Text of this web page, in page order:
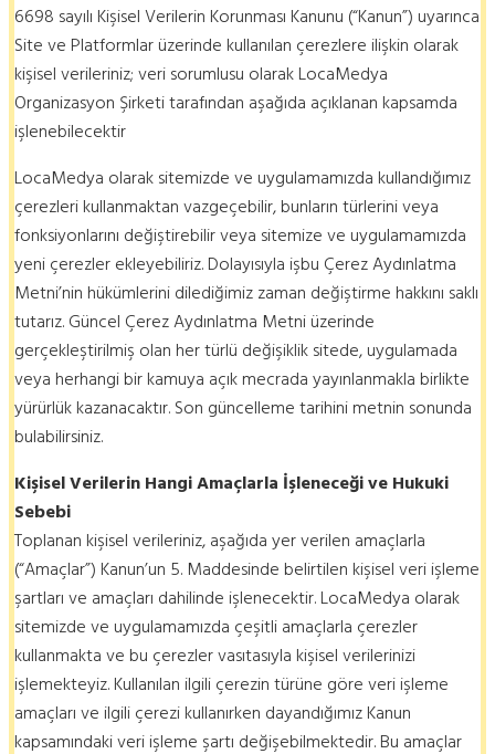
6698 sayılı Kişisel Verilerin Korunması Kanunu (“Kanun”) uyarınca
Site ve Platformlar üzerinde kullanılan çerezlere ilişkin olarak
kişisel verileriniz; veri sorumlusu olarak LocaMedya
Organizasyon Şirketi tarafından aşağıda açıklanan kapsamda
işlenebilecektir
LocaMedya olarak sitemizde ve uygulamamızda kullandığımız
çerezleri kullanmaktan vazgeçebilir, bunların türlerini veya
fonksiyonlarını değiştirebilir veya sitemize ve uygulamamızda
yeni çerezler ekleyebiliriz. Dolayısıyla işbu Çerez Aydınlatma
Metni’nin hükümlerini dilediğimiz zaman değiştirme hakkını saklı
tutarız. Güncel Çerez Aydınlatma Metni üzerinde
gerçekleştirilmiş olan her türlü değişiklik sitede, uygulamada
veya herhangi bir kamuya açık mecrada yayınlanmakla birlikte
yürürlük kazanacaktır. Son güncelleme tarihini metnin sonunda
bulabilirsiniz.
Kişisel Verilerin Hangi Amaçlarla İşleneceği ve Hukuki
Sebebi
Toplanan kişisel verileriniz, aşağıda yer verilen amaçlarla
(“Amaçlar”) Kanun’un 5. Maddesinde belirtilen kişisel veri işleme
şartları ve amaçları dahilinde işlenecektir. LocaMedya olarak
sitemizde ve uygulamamızda çeşitli amaçlarla çerezler
kullanmakta ve bu çerezler vasıtasıyla kişisel verilerinizi
işlemekteyiz. Kullanılan ilgili çerezin türüne göre veri işleme
amaçları ve ilgili çerezi kullanırken dayandığımız Kanun
kapsamındaki veri işleme şartı değişebilmektedir. Bu amaçlar